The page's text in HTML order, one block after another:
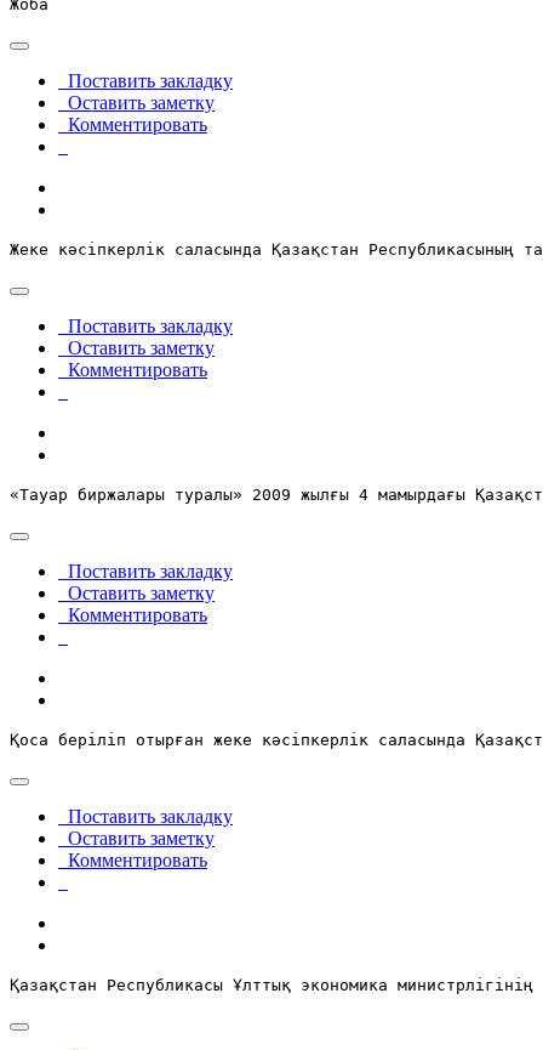
Жоба
Поставить закладку
Оставить заметку
Комментировать
Жеке кәсiпкерлiк саласында Қазақстан Республикасының
Поставить закладку
Оставить заметку
Комментировать
«Тауар биржалары туралы» 2009 жылғы 4 мамырдағы
Поставить закладку
Оставить заметку
Комментировать
Қоса беріліп отырған жеке кәсiпкерлiк саласында
Поставить закладку
Оставить заметку
Комментировать
Қазақстан Республикасы Ұлттық экономика